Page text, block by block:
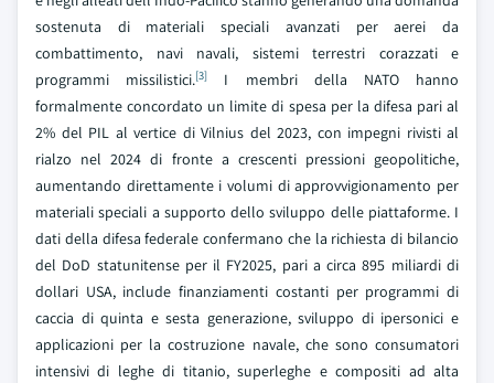
sostenuta di materiali speciali avanzati per aerei da
combattimento, navi navali, sistemi terrestri corazzati e
programmi missilistici.[3]
I membri della NATO hanno
formalmente concordato un limite di spesa per la difesa pari al
2% del PIL al vertice di Vilnius del 2023, con impegni rivisti al
rialzo nel 2024 di fronte a crescenti pressioni geopolitiche,
aumentando direttamente i volumi di approvvigionamento per
materiali speciali a supporto dello sviluppo delle piattaforme. I
dati della difesa federale confermano che la richiesta di bilancio
del DoD statunitense per il FY2025, pari a circa 895 miliardi di
dollari USA, include finanziamenti costanti per programmi di
caccia di quinta e sesta generazione, sviluppo di ipersonici e
applicazioni per la costruzione navale, che sono consumatori
intensivi di leghe di titanio, superleghe e compositi ad alta